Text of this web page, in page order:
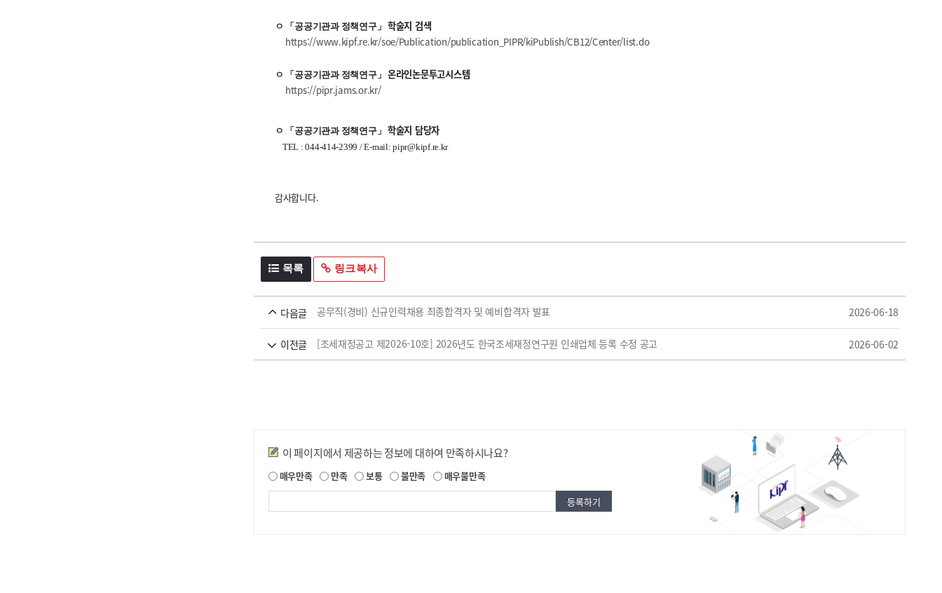
ㅇ 「 공공기관과 정책연구」학술지 검색
https://www.kipf.re.kr/soe/Publication/publication_PIPR/kiPublish/CB12/Center/list.do
ㅇ 「 공공기관과 정책연구」온라인논문투고시스템
https://pipr.jams.or.kr/
ㅇ 「 공공기관과 정책연구」학술지 담당자
TEL : 044-414-2399 / E-mail:pipr@kipf.re.kr
감사합니다.
목록 링크복사
다음글 공무직(경비) 신규인력채용 최종합격자 및 예비합격자 발표 2026-06-18
이전글 [조세재정공고 제2026-10호] 2026년도 한국조세재정연구원 인쇄업체 등록 수정 공고 2026-06-02
만족도조사
이 페이지에서 제공하는 정보에 대하여 만족하시나요?
매우만족 만족 보통 불만족 매우불만족